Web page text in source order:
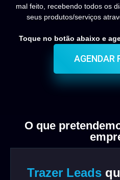
mal feito, recebendo todos os
seus produtos/serviços
Toque no botão abaixo e
AGENDAR
O que
Trazer Leads